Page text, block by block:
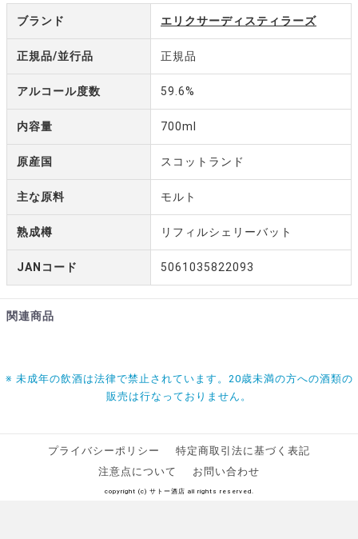
ブランド エリクサーディスティラーズ
正規品/並行品 正規品
アルコール度数 59.6%
内容量 700ml
原産国 スコットランド
主な原料 モルト
熟成樽 リフィルシェリーバット
JANコード 5061035822093
関連商品
※ 未成年の飲酒は法律で禁止されています。20歳未満の方への酒類の
販売は行なっておりません。
プライバシーポリシー
特定商取引法に基づく表記
注意点について
お問い合わせ
copyright (c) サトー酒店 all rights reserved.